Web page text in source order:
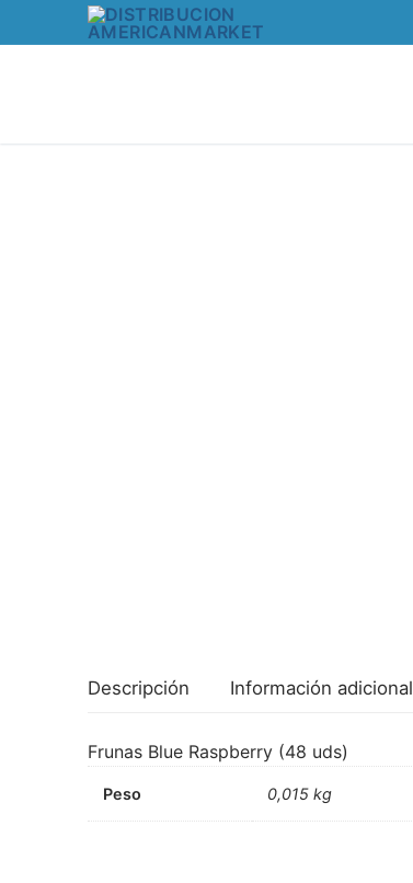
Descripción Información adicional
Frunas Blue Raspberry (48 uds)
Peso 0,015 kg